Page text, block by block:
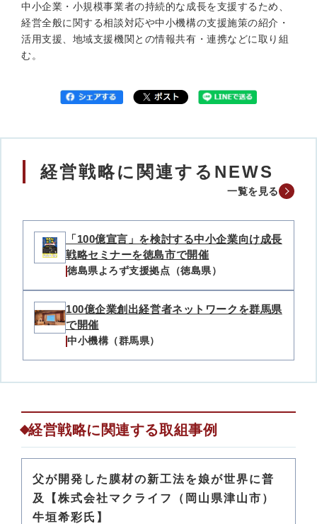
中小企業・小規模事業者の持続的な成長を支援するため、
経営全般に関する相談対応や中小機構の支援施策の紹介・
活用支援、地域支援機関との情報共有・連携などに取り組
む。
経営戦略に関連するNEWS
一覧を見る
「100億宣言」を検討する中小企業向け成長
戦略セミナーを徳島市で開催
徳島県よろず支援拠点（徳島県）
100億企業創出経営者ネットワークを群馬県
で開催
中小機構（群馬県）
経営戦略に関連する取組事例
父が開発した膜材の新工法を娘が世界に普
及【株式会社マクライフ（岡山県津山市）
牛垣希彩氏】